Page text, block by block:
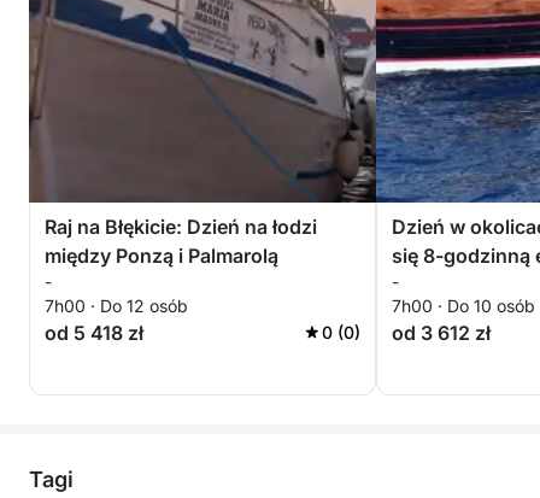
Raj na Błękicie: Dzień na łodzi
między Ponzą i Palmarolą
-
7h00 · Do 12 osób
od 5 418 zł 0 (0)
Dzień w
się 8-godzinną
pokładzie
-
7h00 · Do 10 osób
od 3 612 zł
Tagi